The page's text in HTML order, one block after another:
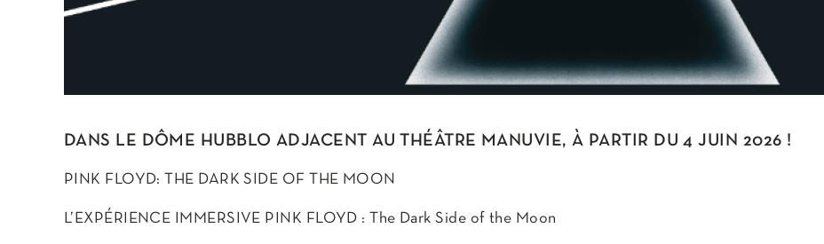
DANS LE DÔME HUBBLO ADJACENT AU THÉÂTRE MANUVIE, À PARTIR DU 4 JUIN 2026 !
PINK FLOYD: THE DARK SIDE OF THE MOON
L’EXPÉRIENCE IMMERSIVE PINK FLOYD : The Dark Side of the Moon